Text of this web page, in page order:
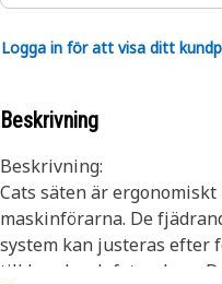
Logga in för att visa ditt
Beskrivning
Beskrivning:
Cats säten är
maskinförarna. De
system kan justeras efter
till hand- och fotreglage.